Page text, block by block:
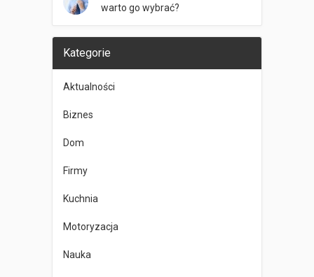
warto go wybrać?
Kategorie
Aktualności
Biznes
Dom
Firmy
Kuchnia
Motoryzacja
Nauka